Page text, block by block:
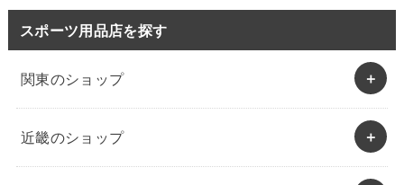
スポーツ用品店を探す
関東のショップ
近畿のショップ